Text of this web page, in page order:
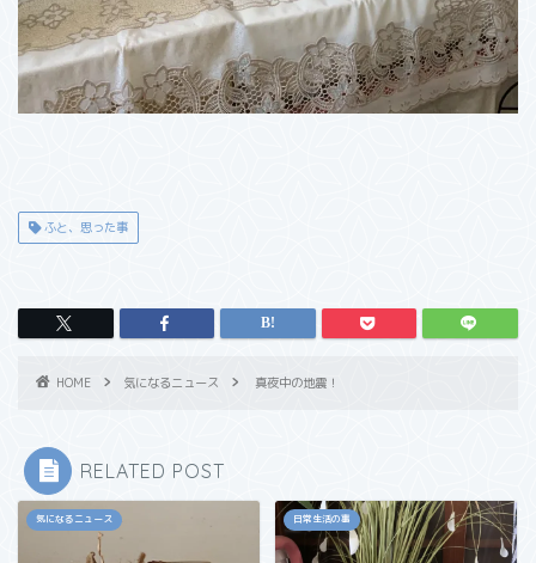
ふと、思った事
HOME 気になるニュース 真夜中の地震！
RELATED POST
気になるニュース 日常生活の事